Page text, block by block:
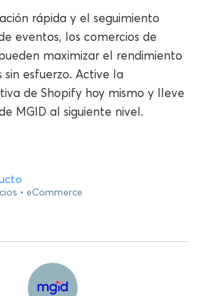
rápida y el seguimiento
eventos, los comercios de
maximizar el rendimiento
sin esfuerzo. Active la
de Shopify hoy mismo y lleve
MGID al siguiente nivel.
eCommerce